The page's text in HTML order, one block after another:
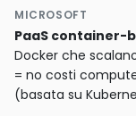
MICROSOFT
PaaS container-
Docker che
= no costi
(basata su